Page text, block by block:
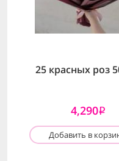
25 красных роз
4,290i
Добавить в